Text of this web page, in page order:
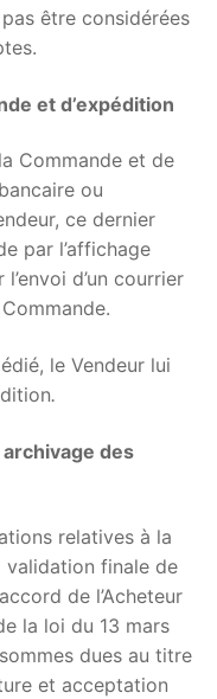
être considérées
et d’expédition
Commande et de
ou
ce dernier
par l’affichage
d’un courrier
le Vendeur lui
.
des
relatives à la
validation finale de
de l’Acheteur
la loi du 13 mars
dues au titre
et acceptation